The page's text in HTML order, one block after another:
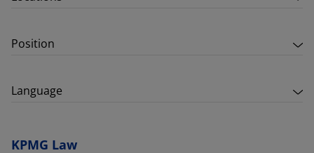
Position
Language
KPMG Law